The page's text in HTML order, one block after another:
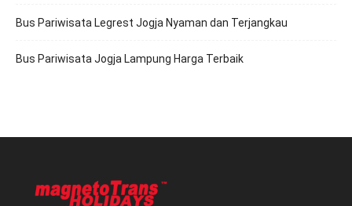
Bus Pariwisata Legrest Jogja Nyaman dan Terjangkau
Bus Pariwisata Jogja Lampung Harga Terbaik